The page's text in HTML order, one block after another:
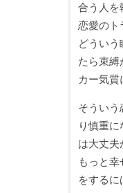
合う人を
恋愛のト
どういう
たら束縛
カー気質
そういう
り慎重
は大丈夫
もっと
をするに